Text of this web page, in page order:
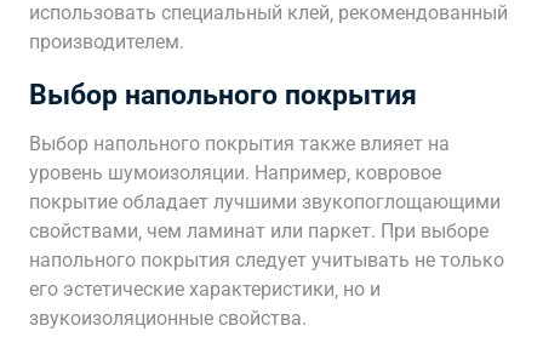
использовать специальный клей‚ рекомендованный
производителем.
Выбор напольного покрытия
Выбор напольного покрытия также влияет на
уровень шумоизоляции. Например‚ ковровое
покрытие обладает лучшими звукопоглощающими
свойствами‚ чем ламинат или паркет. При выборе
напольного покрытия следует учитывать не только
его эстетические характеристики‚ но и
звукоизоляционные свойства.